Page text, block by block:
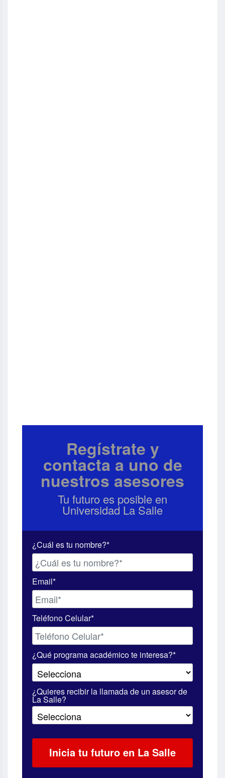
Regístrate y
contacta a uno de
nuestros asesores
Tu futuro es posible en
Universidad La Salle
¿Cuál es tu nombre?*
Email*
Teléfono Celular*
¿Qué programa académico te interesa?*
¿Quieres recibir la llamada de un asesor de
La Salle?